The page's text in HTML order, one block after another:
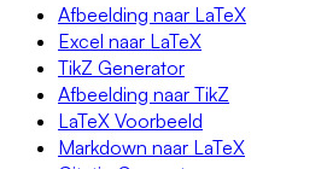
Afbeelding naar LaTeX
Excel naar LaTeX
TikZ Generator
Afbeelding naar TikZ
LaTeX Voorbeeld
Markdown naar LaTeX